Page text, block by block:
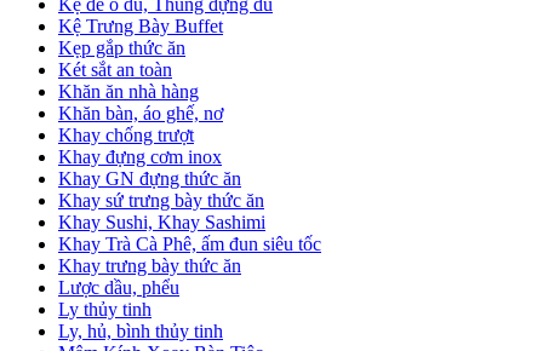
Kệ Trưng Bày Buffet
Kẹp gắp thức ăn
Két sắt an toàn
Khăn ăn nhà hàng
Khăn bàn, áo ghế, nơ
Khay chống trượt
Khay đựng cơm inox
Khay GN đựng thức ăn
Khay sứ trưng bày thức ăn
Khay Sushi, Khay Sashimi
Khay Trà Cà Phê, ấm đun siêu tốc
Khay trưng bày thức ăn
Lược dầu, phểu
Ly thủy tinh
Ly, hủ, bình thủy tinh